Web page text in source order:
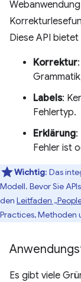
Diese API
Korrektur
Labels:
Fehlertyp.
Erklärung:
Fehler ist
Wichtig: Das
Modell. Bevor Sie
den Leitfaden
Practices, Methoden
Es gibt viele